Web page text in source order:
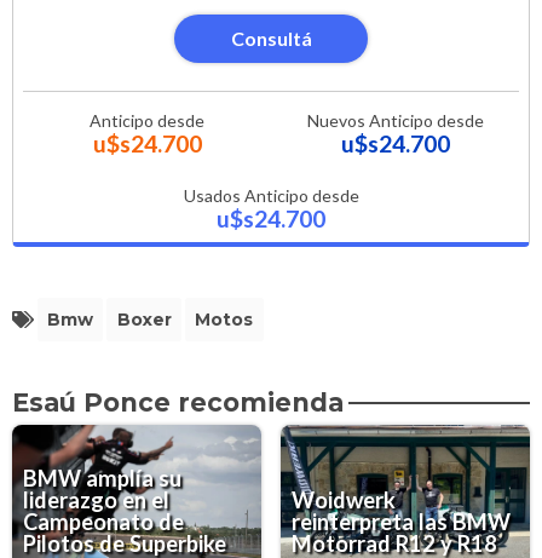
Consultá
Anticipo desde
u$s24.700
Nuevos Anticipo desde
u$s24.700
Usados Anticipo desde
u$s24.700
Bmw Boxer Motos
Esaú Ponce recomienda
BMW amplía su
liderazgo en el
Campeonato de
Pilotos de Superbike
Woidwerk
reinterpreta las BMW
Motorrad R12 y R18